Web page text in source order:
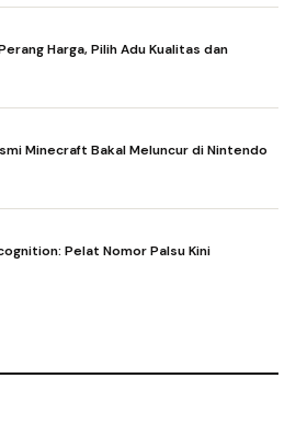
Harga, Pilih Adu Kualitas dan
Minecraft Bakal Meluncur di Nintendo
Pelat Nomor Palsu Kini